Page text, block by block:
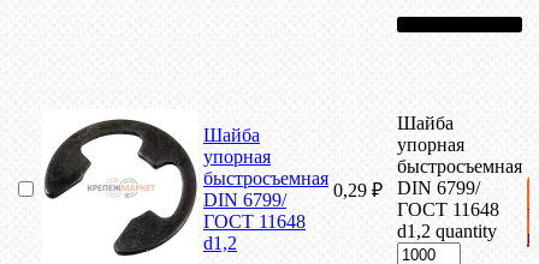
Шайба
упорная
быстросъемная
DIN 6799/
ГОСТ 11648
d1,2
0,29 ₽
Шайба
упорная
быстросъемная
DIN 6799/
ГОСТ 11648
d1,2 quantity
В